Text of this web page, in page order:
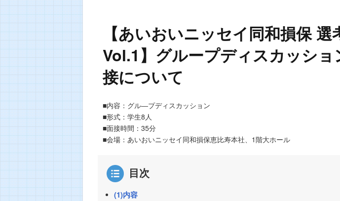
【あいおいニッセイ同和損保 選
Vol.1】グループディスカッショ
接について
■内容：グル―プディスカッション
■形式：学生8人
■面接時間：35分
■会場：あいおいニッセイ同和損保恵比寿本社、1階大ホール
目次
(1)内容